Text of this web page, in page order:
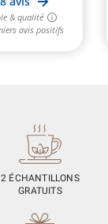
2 ÉCHANTILLONS
GRATUITS